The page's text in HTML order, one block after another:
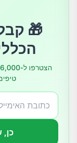
3. פקאנים
5. פיסטוקים
האם אגוזים
איך לשלב כן,